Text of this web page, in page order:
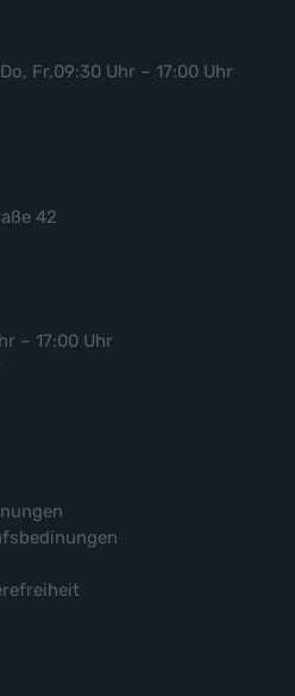
Fr,09:30 Uhr – 17:00 Uhr
42
– 17:00 Uhr